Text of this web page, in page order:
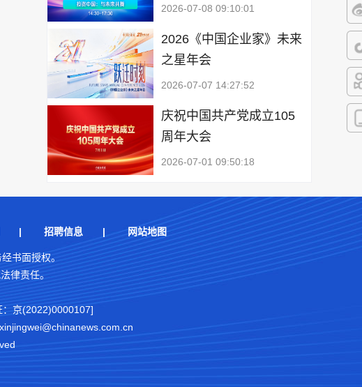
微
抖
快
2026-07-08 09:10:01
2026《中国企业家》未来
之星年会
2026-07-07 14:27:52
庆祝中国共产党成立105
周年大会
2026-07-01 09:50:18
| 招聘信息 | 网站地图
书面授权。
律责任。
：京(2022)0000107]